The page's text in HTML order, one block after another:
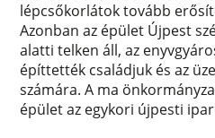
lépcsőkorlátok tovább
Azonban az épület Újpest
alatti telken áll, az
építtették családjuk és az
számára. A ma
épület az egykori újpesti